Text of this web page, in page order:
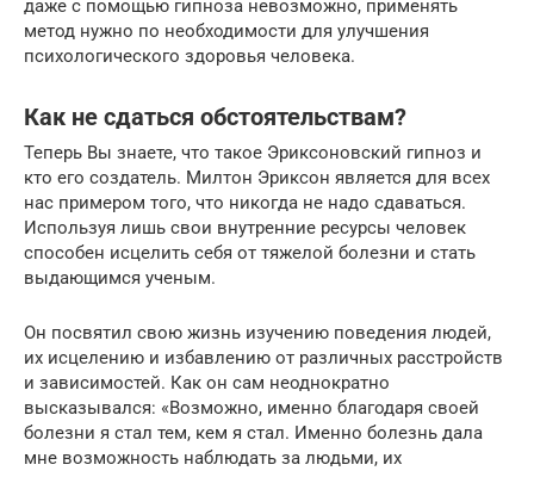
даже с помощью гипноза невозможно, применять
метод нужно по необходимости для улучшения
психологического здоровья человека.
Как не сдаться обстоятельствам?
Теперь Вы знаете, что такое Эриксоновский гипноз и
кто его создатель. Милтон Эриксон является для всех
нас примером того, что никогда не надо сдаваться.
Используя лишь свои внутренние ресурсы человек
способен исцелить себя от тяжелой болезни и стать
выдающимся ученым.
Он посвятил свою жизнь изучению поведения людей,
их исцелению и избавлению от различных расстройств
и зависимостей. Как он сам неоднократно
высказывался: «Возможно, именно благодаря своей
болезни я стал тем, кем я стал. Именно болезнь дала
мне возможность наблюдать за людьми, их